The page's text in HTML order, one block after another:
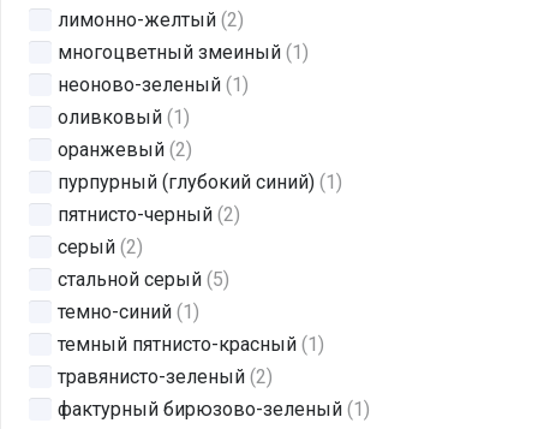
лимонно-желтый (2)
многоцветный змеиный (1)
неоново-зеленый (1)
оливковый (1)
оранжевый (2)
пурпурный (глубокий синий) (1)
пятнисто-черный (2)
серый (2)
стальной серый (5)
темно-синий (1)
темный пятнисто-красный (1)
травянисто-зеленый (2)
фактурный бирюзово-зеленый (1)